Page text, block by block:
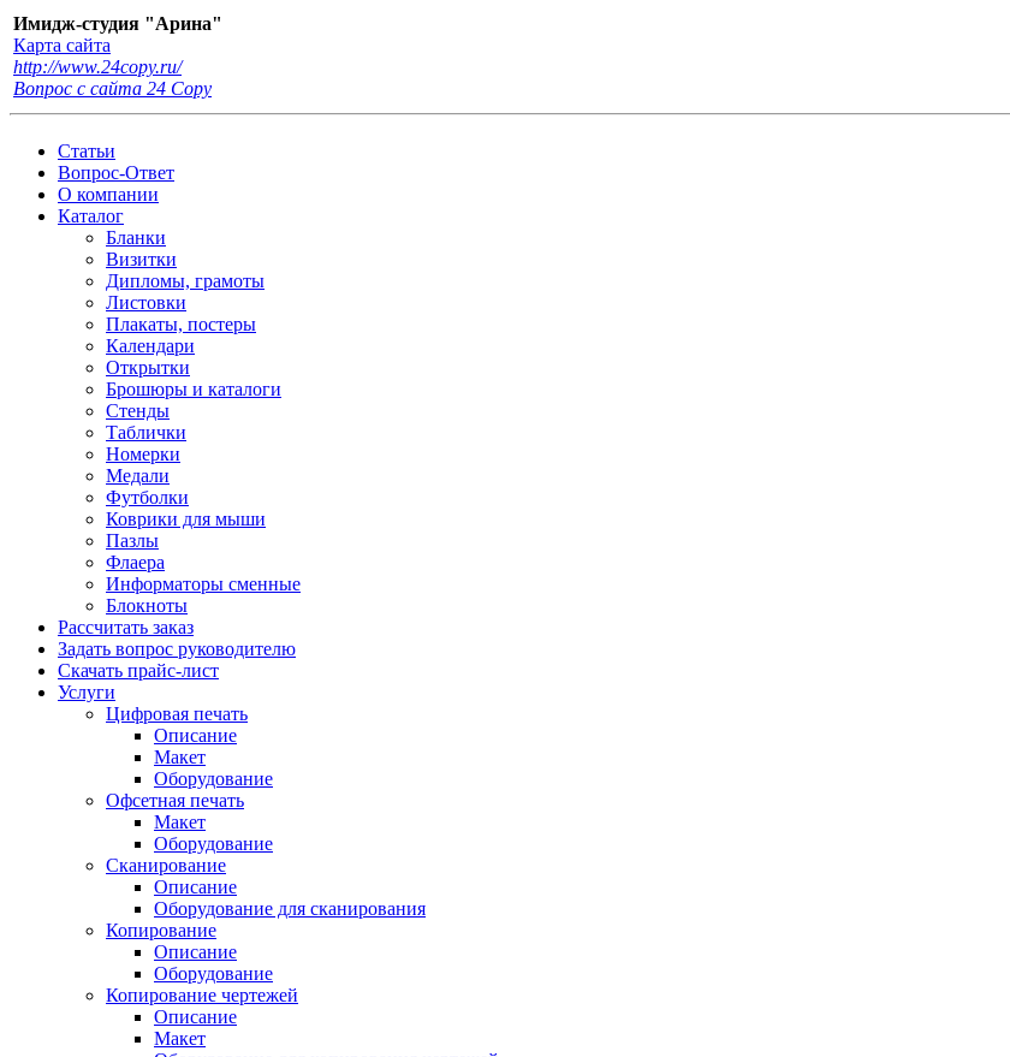
Имидж-студия "Арина"
Карта сайта
http://www.24copy.ru/
Вопрос с сайта 24 Сopy
Статьи
Вопрос-Ответ
О компании
Каталог
Бланки
Визитки
Дипломы, грамоты
Листовки
Плакаты, постеры
Календари
Открытки
Брошюры и каталоги
Стенды
Таблички
Номерки
Медали
Футболки
Коврики для мыши
Пазлы
Флаера
Информаторы сменные
Блокноты
Рассчитать заказ
Задать вопрос руководителю
Скачать прайс-лист
Услуги
Цифровая печать
Описание
Макет
Оборудование
Офсетная печать
Макет
Оборудование
Сканирование
Описание
Оборудование для сканирования
Копирование
Описание
Оборудование
Копирование чертежей
Описание
Макет